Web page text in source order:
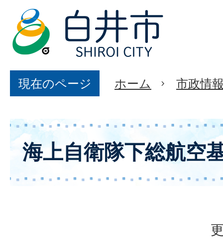
現在のページ ホーム 市政情
海上自衛隊下総航空